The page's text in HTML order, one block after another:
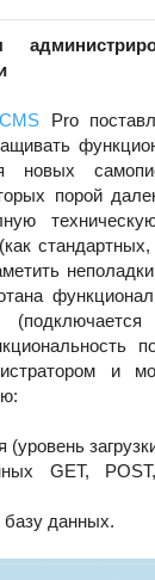
Pro
новых
порой
стандартных,
и
GET,
базу данных.